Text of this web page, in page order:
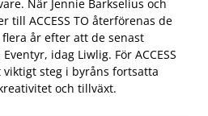
När Jennie Barkselius och
till ACCESS TO återförenas de
år efter att de senast
idag Liwlig. För ACCESS
steg i byråns fortsatta
och tillväxt.